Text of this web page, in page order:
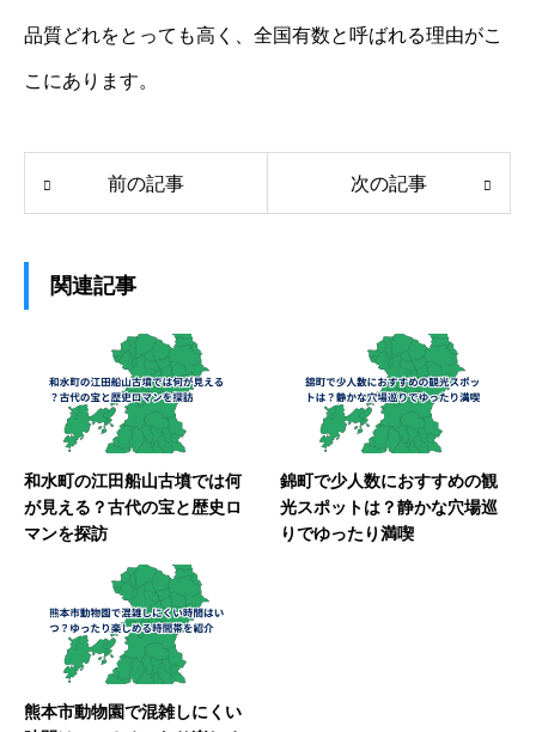
品質どれをとっても高く、全国有数と呼ばれる理由がこ
こにあります。
前の記事 次の記事
関連記事
和水町の江田船山古墳では何
が見える？古代の宝と歴史ロ
マンを探訪
錦町で少人数におすすめの観
光スポットは？静かな穴場巡
りでゆったり満喫
熊本市動物園で混雑しにくい